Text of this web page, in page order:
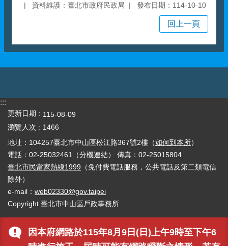
因本府網路於115年8月9日(日)上午9時至下午6
資料維護：臺北市政府民政局
發布日期：114-10-10
回上一頁
:::
更新日期
115-08-09
瀏覽人次
1466
地址：104257臺北市中山區松江路367號2樓（如何到本所）
電話：02-25032461（分機連結） 傳真：02-25015804
臺北市民當家熱線1999 （免付費電話服務，公共電話及第二類電信
除外）
e-mail： web02330@gov.taipei
Copyright 臺北市中山區戶政事務所